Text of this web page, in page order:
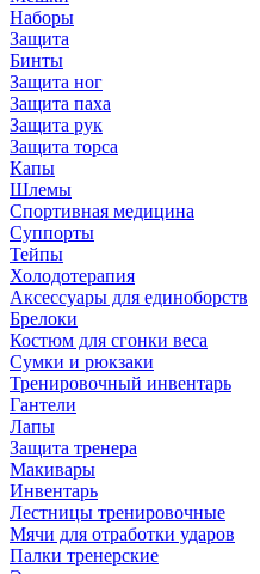
Наборы
Защита
Бинты
Защита ног
Защита паха
Защита рук
Защита торса
Капы
Шлемы
Спортивная медицина
Суппорты
Тейпы
Холодотерапия
Аксессуары для единоборств
Брелоки
Костюм для сгонки веса
Сумки и рюкзаки
Тренировочный инвентарь
Гантели
Лапы
Защита тренера
Макивары
Инвентарь
Лестницы тренировочные
Мячи для отработки ударов
Палки тренерские